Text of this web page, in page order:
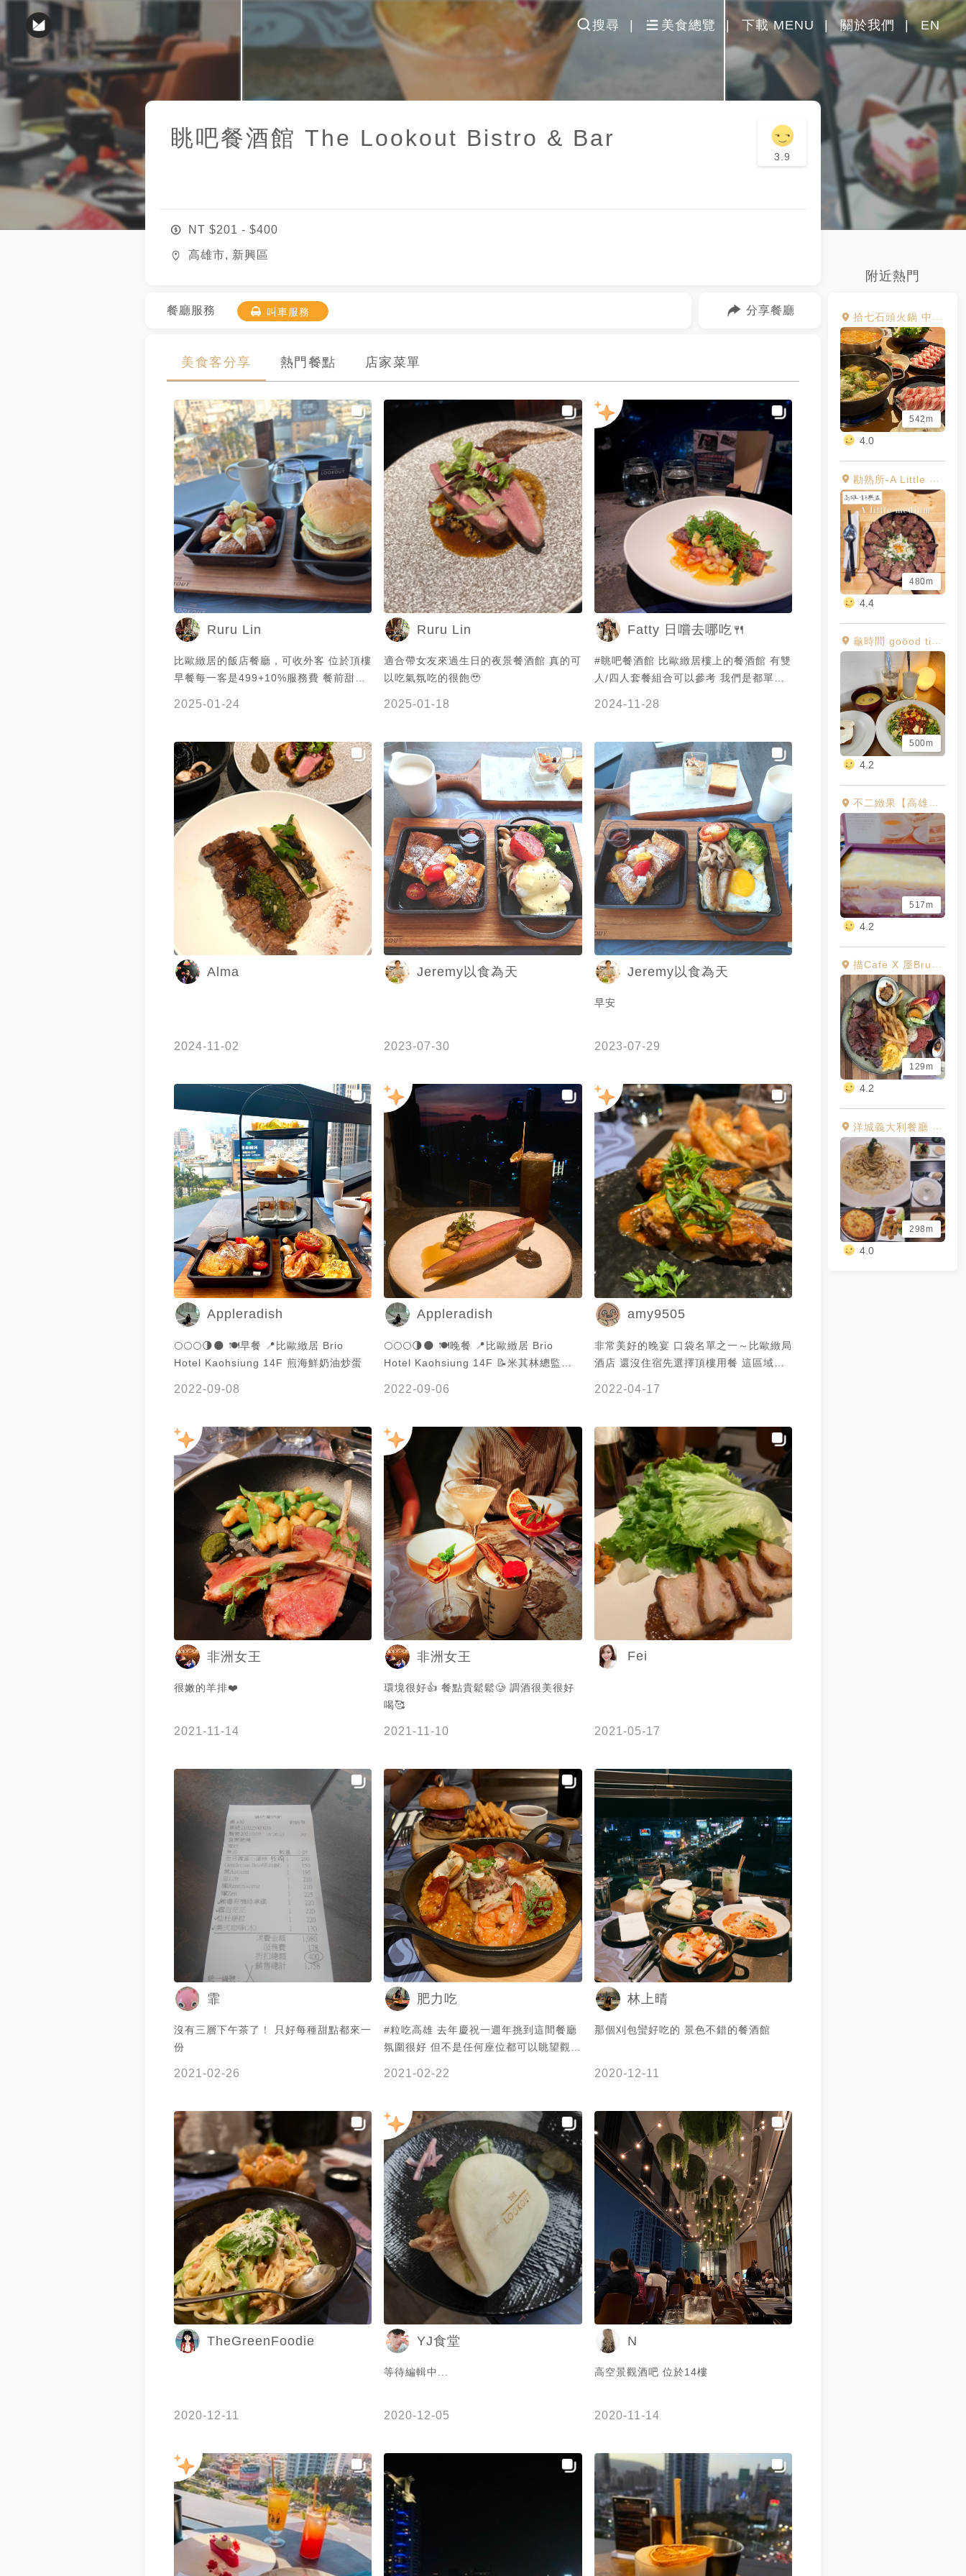
搜尋 美食總覽 下載 MENU 關於我們 EN
附近熱門
拾七石頭火鍋 中山店
542m
4.0
勘熟所-A Little Medium
480m
4.4
龜時間 goöod time
500m
4.2
不二緻果【高雄不二家】 中正本舖
517m
4.2
描Cafe X 屋Brunch
129m
4.2
洋城義大利餐廳 高雄大統店
298m
4.0
眺吧餐酒館 The Lookout Bistro & Bar
3.9
NT $201 - $400
高雄市, 新興區
餐廳服務 叫車服務 分享餐廳
美食客分享 熱門餐點 店家菜單
Ruru Lin
比歐緻居的飯店餐廳，可收外客 位於頂樓
早餐每一客是499+10%服務費 餐前甜點
2025-01-24
Ruru Lin
適合帶女友來過生日的夜景餐酒館 真的可
以吃氣氛吃的很飽🥹
2025-01-18
Fatty 日嚐去哪吃🍴
#眺吧餐酒館 比歐緻居樓上的餐酒館 有雙
人/四人套餐組合可以參考 我們是都單點
抹醬在麵包片上 再夾鴨腿跟上一道的鳳梨
沙沙 一起吃超搭！ ✨鮑魚/紅油拌麵/干鍋
花菜/番茄XO醬/陳年紅露酒 ✨西班牙番紅
花海鮮燉飯 用西班牙道地做法保留經典似
生米心口感 佐餐酒 @arieswu169 兩人
喝四杯特殊調酒 🍴 眺吧餐酒館 📮 高雄新
興區中山一路14-26號14樓（比歐緻居）
✔️ 🉑️現金 🉑️刷卡 /➕10%服務費 ✔️ 🉑️線
上訂位 / 07－2817900#8 ✔️ 晚餐17:30-
23:30 (最後點餐23:00) ✔️ 21:30前每人
低消550 / 21:30後低消每人300 👧🏻
2024.08.24吃的 #fatty日嚐去哪吃🍴
#fatty吃高雄 #fattytraveltaiwan
#fattygraphy #kaohsiungbar #高雄美
#比歐緻居 #高雄餐酒館
2024-11-28
Alma
2024-11-02
Jeremy以食為天
2023-07-30
Jeremy以食為天
早安
2023-07-29
Appleradish
🌕🌕🌕🌗🌑 🍽早餐 📍比歐緻居 Brio
Hotel Kaohsiung 14F 煎海鮮奶油炒蛋
2022-09-08
Appleradish
🌕🌕🌕🌗🌑 🍽晚餐 📍比歐緻居 Brio
Hotel Kaohsiung 14F 📝米其林總監創
——————————————- Main
$790
2022-09-06
amy9505
非常美好的晚宴 口袋名單之一～比歐緻局
酒店 還沒住宿先選擇頂樓用餐 這區域比
商店，幸好離中央公園站走一分鐘就到，
星調酒，8%酒精👍 還有，蘋果派滿滿肉
桂味，加上一球威士忌冰淇淋，真的非常
滿意💕
2022-04-17
非洲女王
很嫩的羊排❤️
2021-11-14
非洲女王
環境很好👍 餐點貴鬆鬆🥲 調酒很美很好
喝🥰
2021-11-10
Fei
2021-05-17
霏
沒有三層下午茶了！ 只好每種甜點都來一
份
2021-02-26
肥力吃
#粒吃高雄 去年慶祝一週年挑到這間餐廳
氛圍很好 但不是任何座位都可以眺望觀景
2021-02-22
林上晴
那個刈包蠻好吃的 景色不錯的餐酒館
2020-12-11
TheGreenFoodie
2020-12-11
YJ食堂
等待編輯中...
2020-12-05
N
高空景觀酒吧 位於14樓
2020-11-14